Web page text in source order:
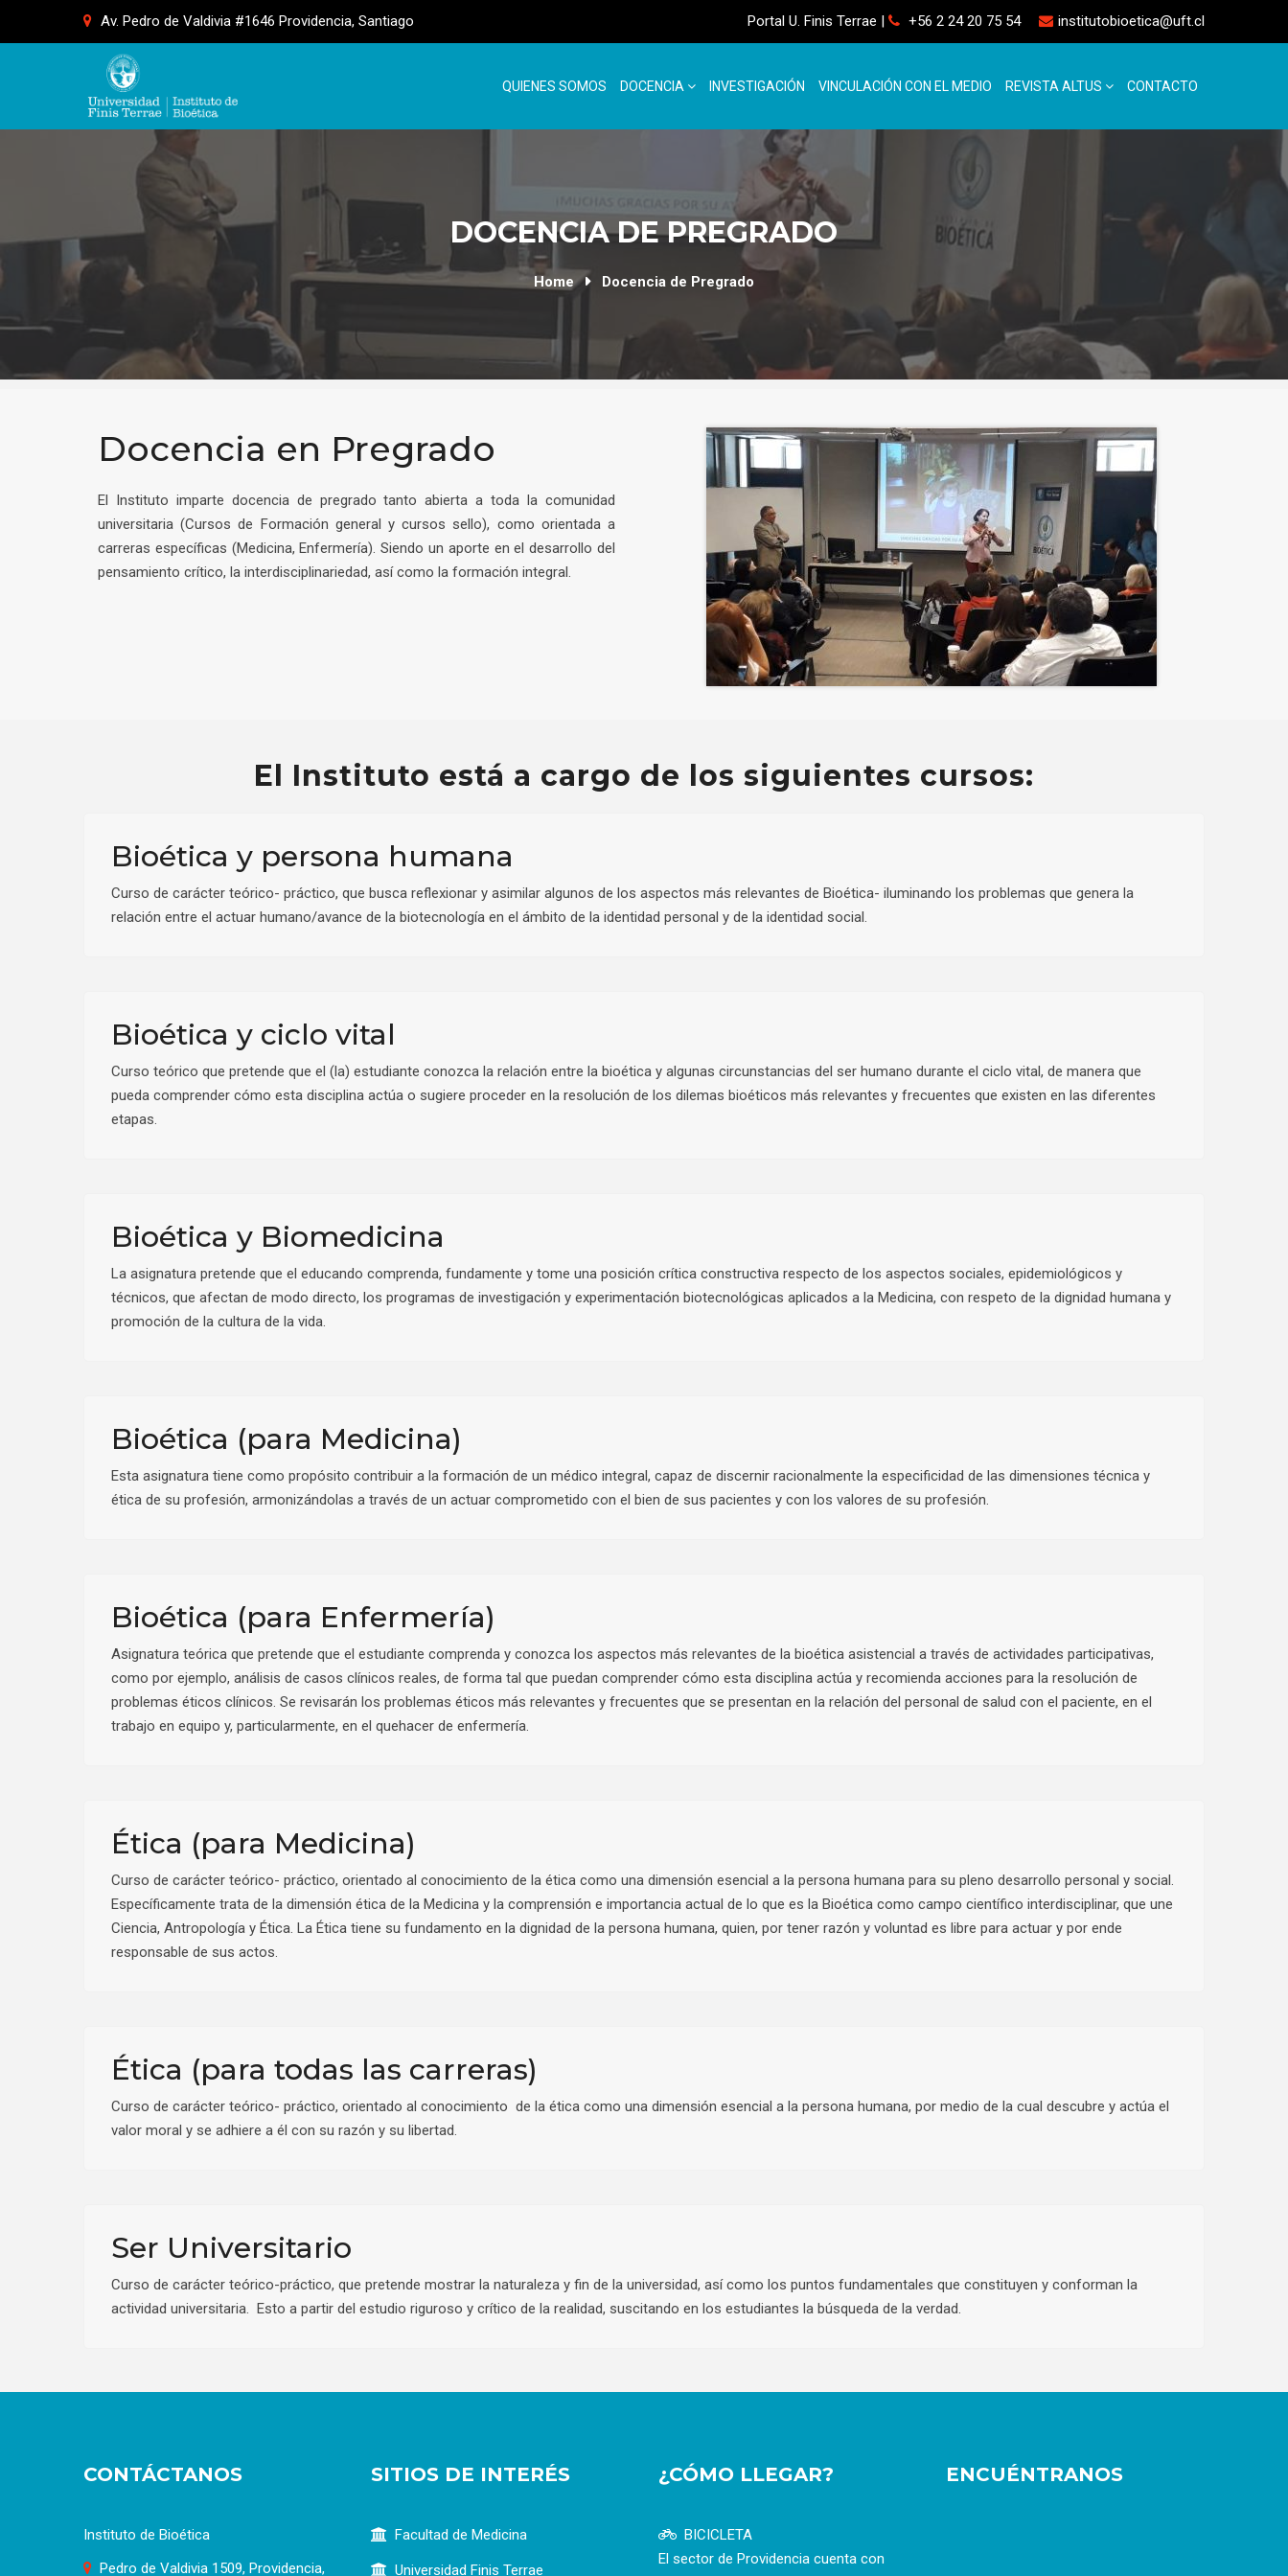
Av. Pedro de Valdivia #1646 Providencia, Santiago Portal U. Finis Terrae | +56 2 24 20 75 54 institutobioetica@uft.cl
QUIENES SOMOS DOCENCIA INVESTIGACIÓN VINCULACIÓN CON EL MEDIO REVISTA ALTUS CONTACTO
DOCENCIA DE PREGRADO
Home Docencia de Pregrado
Docencia en Pregrado
El Instituto imparte docencia de pregrado tanto abierta a toda la comunidad
universitaria (Cursos de Formación general y cursos sello), como orientada a
carreras específicas (Medicina, Enfermería). Siendo un aporte en el desarrollo del
pensamiento crítico, la interdisciplinariedad, así como la formación integral.
El Instituto está a cargo de los siguientes cursos:
Bioética y persona humana
Curso de carácter teórico- práctico, que busca reflexionar y asimilar algunos de los aspectos más relevantes de Bioética- iluminando los problemas que genera la
relación entre el actuar humano/avance de la biotecnología en el ámbito de la identidad personal y de la identidad social.
Bioética y ciclo vital
Curso teórico que pretende que el (la) estudiante conozca la relación entre la bioética y algunas circunstancias del ser humano durante el ciclo vital, de manera que
pueda comprender cómo esta disciplina actúa o sugiere proceder en la resolución de los dilemas bioéticos más relevantes y frecuentes que existen en las diferentes
etapas.
Bioética y Biomedicina
La asignatura pretende que el educando comprenda, fundamente y tome una posición crítica constructiva respecto de los aspectos sociales, epidemiológicos y
técnicos, que afectan de modo directo, los programas de investigación y experimentación biotecnológicas aplicados a la Medicina, con respeto de la dignidad humana y
promoción de la cultura de la vida.
Bioética (para Medicina)
Esta asignatura tiene como propósito contribuir a la formación de un médico integral, capaz de discernir racionalmente la especificidad de las dimensiones técnica y
ética de su profesión, armonizándolas a través de un actuar comprometido con el bien de sus pacientes y con los valores de su profesión.
Bioética (para Enfermería)
Asignatura teórica que pretende que el estudiante comprenda y conozca los aspectos más relevantes de la bioética asistencial a través de actividades participativas,
como por ejemplo, análisis de casos clínicos reales, de forma tal que puedan comprender cómo esta disciplina actúa y recomienda acciones para la resolución de
problemas éticos clínicos. Se revisarán los problemas éticos más relevantes y frecuentes que se presentan en la relación del personal de salud con el paciente, en el
trabajo en equipo y, particularmente, en el quehacer de enfermería.
Ética (para Medicina)
Curso de carácter teórico- práctico, orientado al conocimiento de la ética como una dimensión esencial a la persona humana para su pleno desarrollo personal y social.
Específicamente trata de la dimensión ética de la Medicina y la comprensión e importancia actual de lo que es la Bioética como campo científico interdisciplinar, que une
Ciencia, Antropología y Ética. La Ética tiene su fundamento en la dignidad de la persona humana, quien, por tener razón y voluntad es libre para actuar y por ende
responsable de sus actos.
Ética (para todas las carreras)
Curso de carácter teórico- práctico, orientado al conocimiento de la ética como una dimensión esencial a la persona humana, por medio de la cual descubre y actúa el
valor moral y se adhiere a él con su razón y su libertad.
Ser Universitario
Curso de carácter teórico-práctico, que pretende mostrar la naturaleza y fin de la universidad, así como los puntos fundamentales que constituyen y conforman la
actividad universitaria. Esto a partir del estudio riguroso y crítico de la realidad, suscitando en los estudiantes la búsqueda de la verdad.
CONTÁCTANOS
Instituto de Bioética
Pedro de Valdivia 1509, Providencia,
SITIOS DE INTERÉS
Facultad de Medicina
Universidad Finis Terrae
¿CÓMO LLEGAR?
BICICLETA
El sector de Providencia cuenta con
ENCUÉNTRANOS